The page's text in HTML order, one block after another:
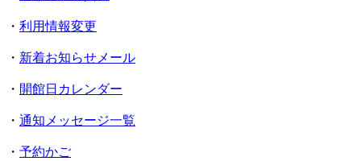
・ 利用情報変更
・ 新着お知らせメール
・ 開館日カレンダー
・ 通知メッセージ一覧
・ 予約かご